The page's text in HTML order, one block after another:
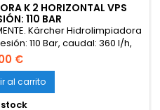
K 2 HORIZONTAL VPS
110 BAR
Kärcher Hidrolimpiadora
110 Bar, caudal: 360 l/h,
Pistola de Alta presión, Vario
para el hogar
€
al carrito
stock